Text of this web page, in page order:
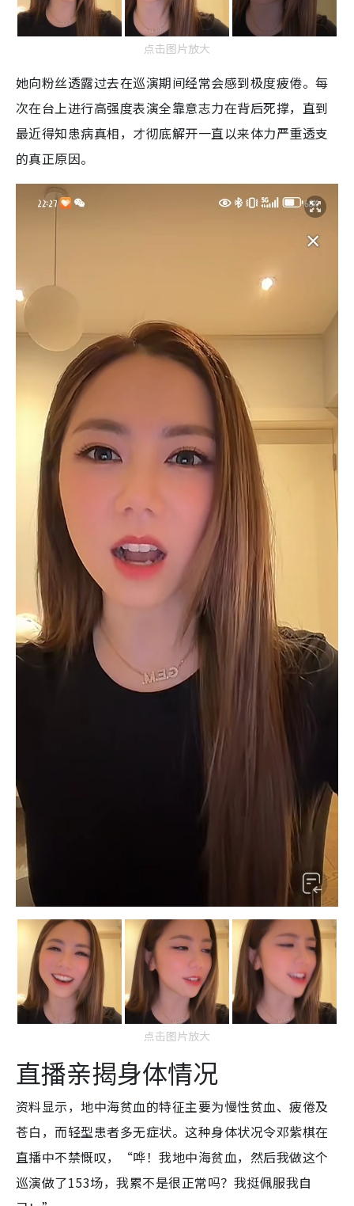
点击图片放大
她向粉丝透露过去在巡演期间经常会感到极度疲倦。每
次在台上进行高强度表演全靠意志力在背后死撑，直到
最近得知患病真相，才彻底解开一直以来体力严重透支
的真正原因。
点击图片放大
直播亲揭身体情况
资料显示，地中海贫血的特征主要为慢性贫血、疲倦及
苍白，而轻型患者多无症状。这种身体状况令邓紫棋在
直播中不禁慨叹，“哗！我地中海贫血，然后我做这个
巡演做了153场，我累不是很正常吗？我挺佩服我自